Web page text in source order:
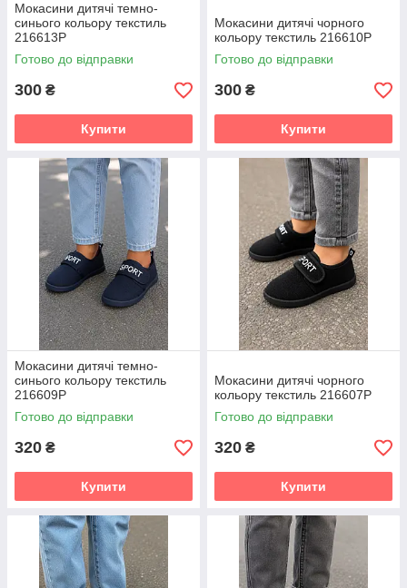
Мокасини дитячі темно-
синього кольору текстиль
216613P
Готово до відправки
300 ₴
Купити
Мокасини дитячі чорного
кольору текстиль 216610P
Готово до відправки
300 ₴
Купити
Мокасини дитячі темно-
синього кольору текстиль
216609P
Готово до відправки
320 ₴
Купити
Мокасини дитячі чорного
кольору текстиль 216607P
Готово до відправки
320 ₴
Купити